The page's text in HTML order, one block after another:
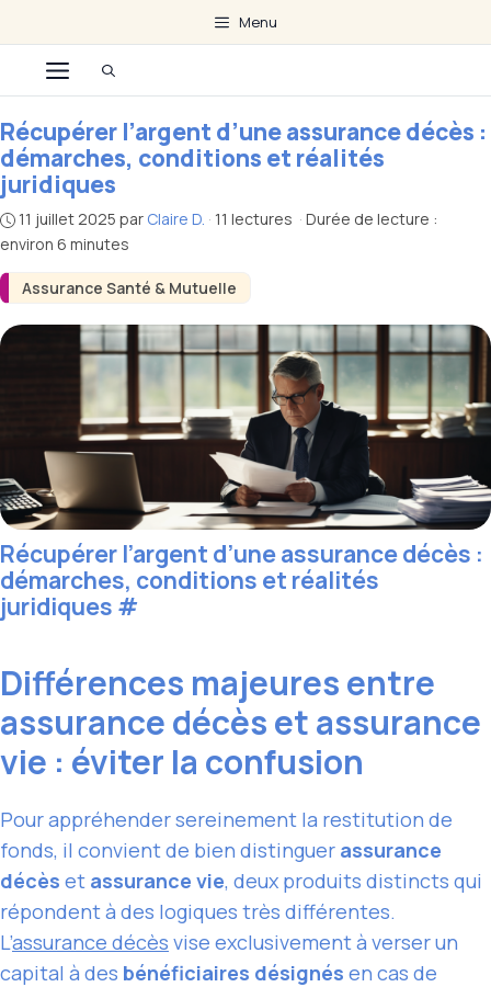
au
contenu
Menu
Menu
Assurance Santé & Mutuelle
Récupérer l’argent d’une assurance décès :
démarches, conditions et réalités
juridiques
11 juillet 2025 par Claire D. · 11 lectures · Durée de lecture :
environ 6 minutes
Récupérer l’argent d’une assurance décès :
démarches, conditions et réalités
juridiques #
Différences majeures entre
assurance décès et assurance
vie : éviter la confusion
Pour appréhender sereinement la restitution de
fonds, il convient de bien distinguer assurance
décès et assurance vie, deux produits distincts qui
répondent à des logiques très différentes.
L’assurance décès vise exclusivement à verser un
capital à des bénéficiaires désignés en cas de